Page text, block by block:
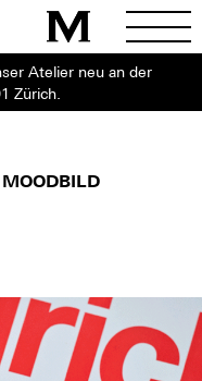
Atelier neu an der
Zürich.